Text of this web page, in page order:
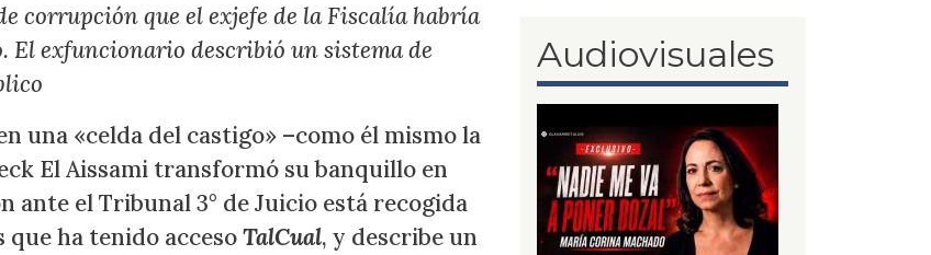
corrupción que el exjefe de la Fiscalía habría
El exfuncionario describió un sistema de
una «celda del castigo» –como él mismo la
El Aissami transformó su banquillo en
ante el Tribunal 3° de Juicio está recogida
que ha tenido accesoTalCual, y describe un
Audiovisuales